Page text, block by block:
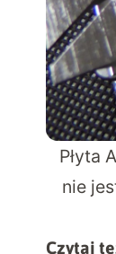
Płyta
nie
Czytaj